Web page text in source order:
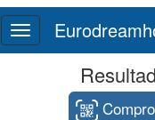
Toggle
navigation